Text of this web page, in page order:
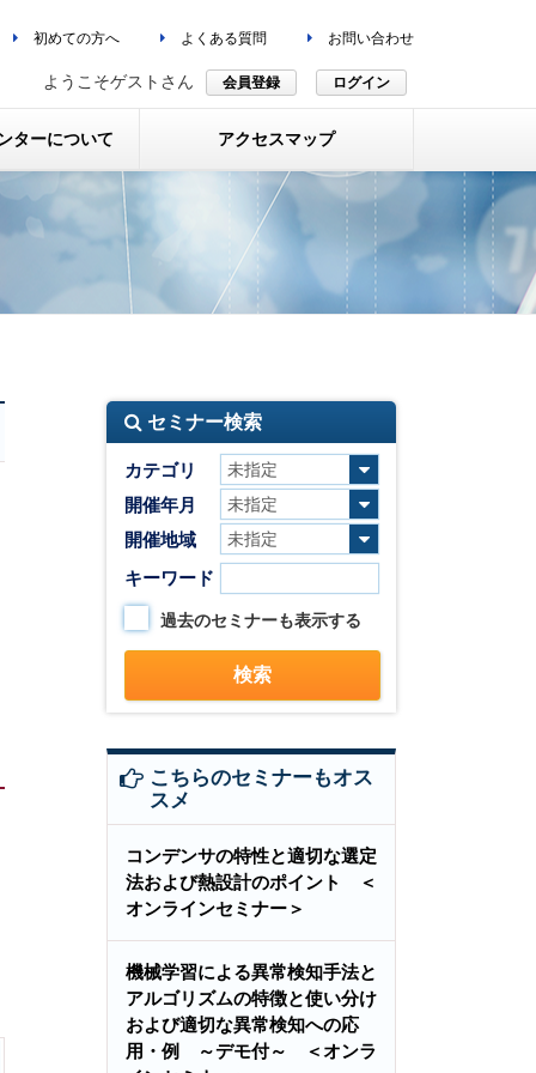
初めての方へ よくある質問 お問い合わせ
ようこそゲストさん 会員登録 ログイン
ターについて アクセスマップ
セミナー検索
カテゴリ
開催年月
開催地域
キーワード
過去のセミナーも表示する
こちらのセミナーもオス
スメ
コンデンサの特性と適切な選定
法および熱設計のポイント ＜
オンラインセミナー＞
機械学習による異常検知手法と
アルゴリズムの特徴と使い分け
および適切な異常検知への応
用・例 ～デモ付～ ＜オンラ